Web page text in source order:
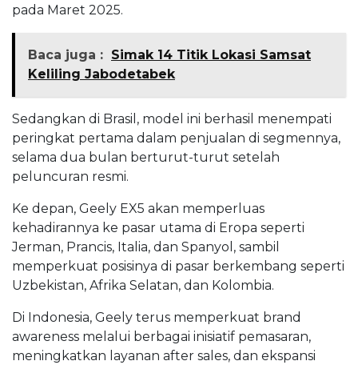
pada Maret 2025.
Baca juga : Simak 14 Titik Lokasi Samsat
Keliling Jabodetabek
Sedangkan di Brasil, model ini berhasil menempati
peringkat pertama dalam penjualan di segmennya,
selama dua bulan berturut-turut setelah
peluncuran resmi.
Ke depan, Geely EX5 akan memperluas
kehadirannya ke pasar utama di Eropa seperti
Jerman, Prancis, Italia, dan Spanyol, sambil
memperkuat posisinya di pasar berkembang seperti
Uzbekistan, Afrika Selatan, dan Kolombia.
Di Indonesia, Geely terus memperkuat brand
awareness melalui berbagai inisiatif pemasaran,
meningkatkan layanan after sales, dan ekspansi